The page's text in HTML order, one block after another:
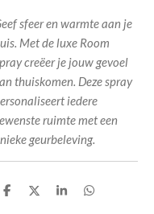
sfeer en warmte aan je
Met de luxe Room
creëer je jouw gevoel
thuiskomen. Deze spray
iedere
ruimte met een
geurbeleving.
D
D
S
D